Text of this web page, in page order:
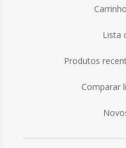
Lista
Produtos
Comparar